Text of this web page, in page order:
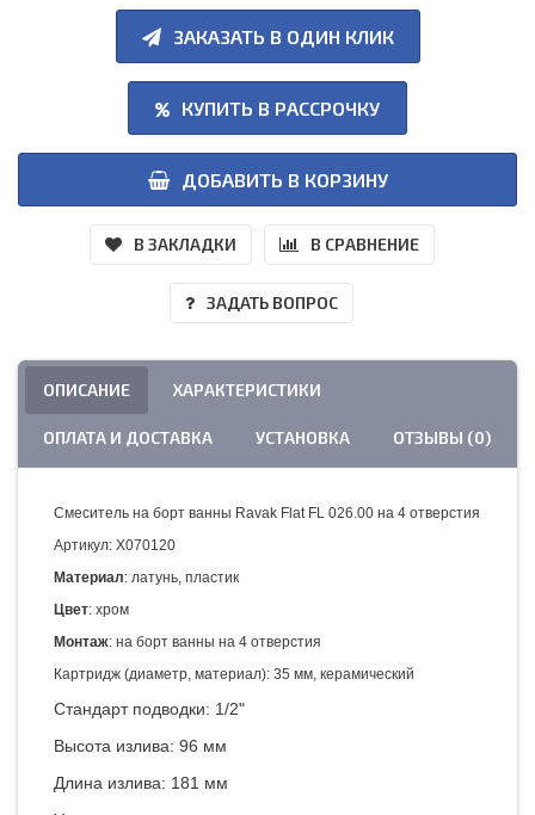
ЗАКАЗАТЬ В ОДИН КЛИК
КУПИТЬ В РАССРОЧКУ
ДОБАВИТЬ В КОРЗИНУ
В ЗАКЛАДКИ В СРАВНЕНИЕ
ЗАДАТЬ ВОПРОС
ОПИСАНИЕ ХАРАКТЕРИСТИКИ
ОПЛАТА И ДОСТАВКА УСТАНОВКА ОТЗЫВЫ (0)
Смеситель на борт ванны Ravak Flat FL 026.00 на 4 отверстия
Артикул: X070120
Материал: латунь, пластик
Цвет: хром
Монтаж: на борт ванны на 4 отверстия
Картридж (диаметр, материал): 35 мм, керамический
Стандарт подводки: 1/2"
Высота излива: 96 мм
Длина излива: 181 мм